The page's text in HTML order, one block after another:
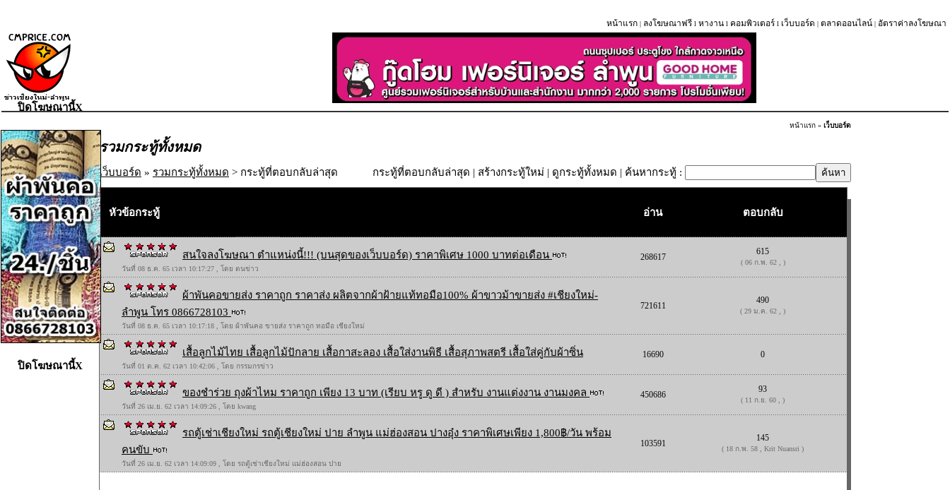
หน้าแรก | ลงโฆษณาฟรี l หางาน l คอมพิวเตอร์ l เว็บบอร์ด | ตลาดออนไลน์ | อัตราค่าลงโฆษณา
หน้าแรก » เว็บบอร์ด
รวมกระทู้ทั้งหมด
เว็บบอร์ด » รวมกระทู้ทั้งหมด > กระทู้ที่ตอบกลับล่าสุด กระทู้ที่ตอบกลับล่าสุด | สร้างกระทู้ใหม่ | ดูกระทู้ทั้งหมด | ค้นหากระทู้ :
หัวข้อกระทู้ อ่าน ตอบกลับ
สนใจลงโฆษณา ตำแหน่งนี้!!! (บนสุดของเว็บบอร์ด) ราคาพิเศษ 1000 บาทต่อเดือน
วันที่ 08 ธ.ค. 65 เวลา 10:17:27 , โดย ตนข่าว
268617
615
( 06 ก.พ. 62 , )
ผ้าพันคอขายส่ง ราคาถูก ราคาส่ง ผลิตจากผ้าฝ้ายแท้ทอมือ100% ผ้าขาวม้าขายส่ง #เชียงใหม่-
ลำพูน โทร 0866728103
วันที่ 08 ธ.ค. 65 เวลา 10:17:18 , โดย ผ้าพันคอ ขายส่ง ราคาถูก ทอมือ เชียงใหม่
721611
490
( 29 ม.ค. 62 , )
เสื้อลูกไม้ไทย เสื้อลูกไม้ปักลาย เสื้อกาสะลอง เสื้อใส่งานพิธี เสื้อสุภาพสตรี เสื้อใส่คู่กับผ้าซิ่น
วันที่ 01 ต.ค. 62 เวลา 10:42:06 , โดย กรรมกรข่าว
16690 0
ของชำร่วย ถุงผ้าไหม ราคาถูก เพียง 13 บาท (เรียบ หรู ดู ดี ) สำหรับ งานแต่งงาน งานมงคล
วันที่ 26 เม.ย. 62 เวลา 14:09:26 , โดย kwang
450686
93
( 11 ก.ย. 60 , )
รถตู้เช่าเชียงใหม่ รถตู้เชียงใหม่ ปาย ลำพูน แม่ฮ่องสอน ปางอุ๋ง ราคาพิเศษเพียง 1,800฿/วัน พร้อม
คนขับ
วันที่ 26 เม.ย. 62 เวลา 14:09:09 , โดย รถตู้เช่าเชียงใหม่ แม่ฮ่องสอน ปาย
103591
145
( 18 ก.พ. 58 , Krit Nuansri )
ปิดโฆษณานี้X
ปิดโฆษณานี้X